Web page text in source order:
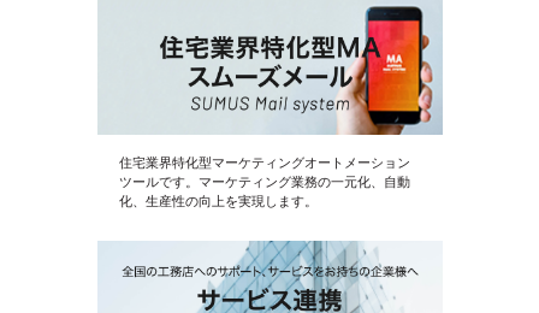
住宅業界特化型マーケティングオートメーション
ツールです。マーケティング業務の一元化、自動
化、生産性の向上を実現します。